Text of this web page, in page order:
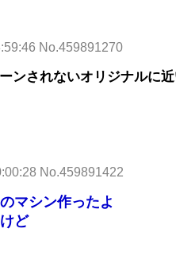
No.459891270
ンされないオリジナルに
No.459891422
マシン作ったよ
ど